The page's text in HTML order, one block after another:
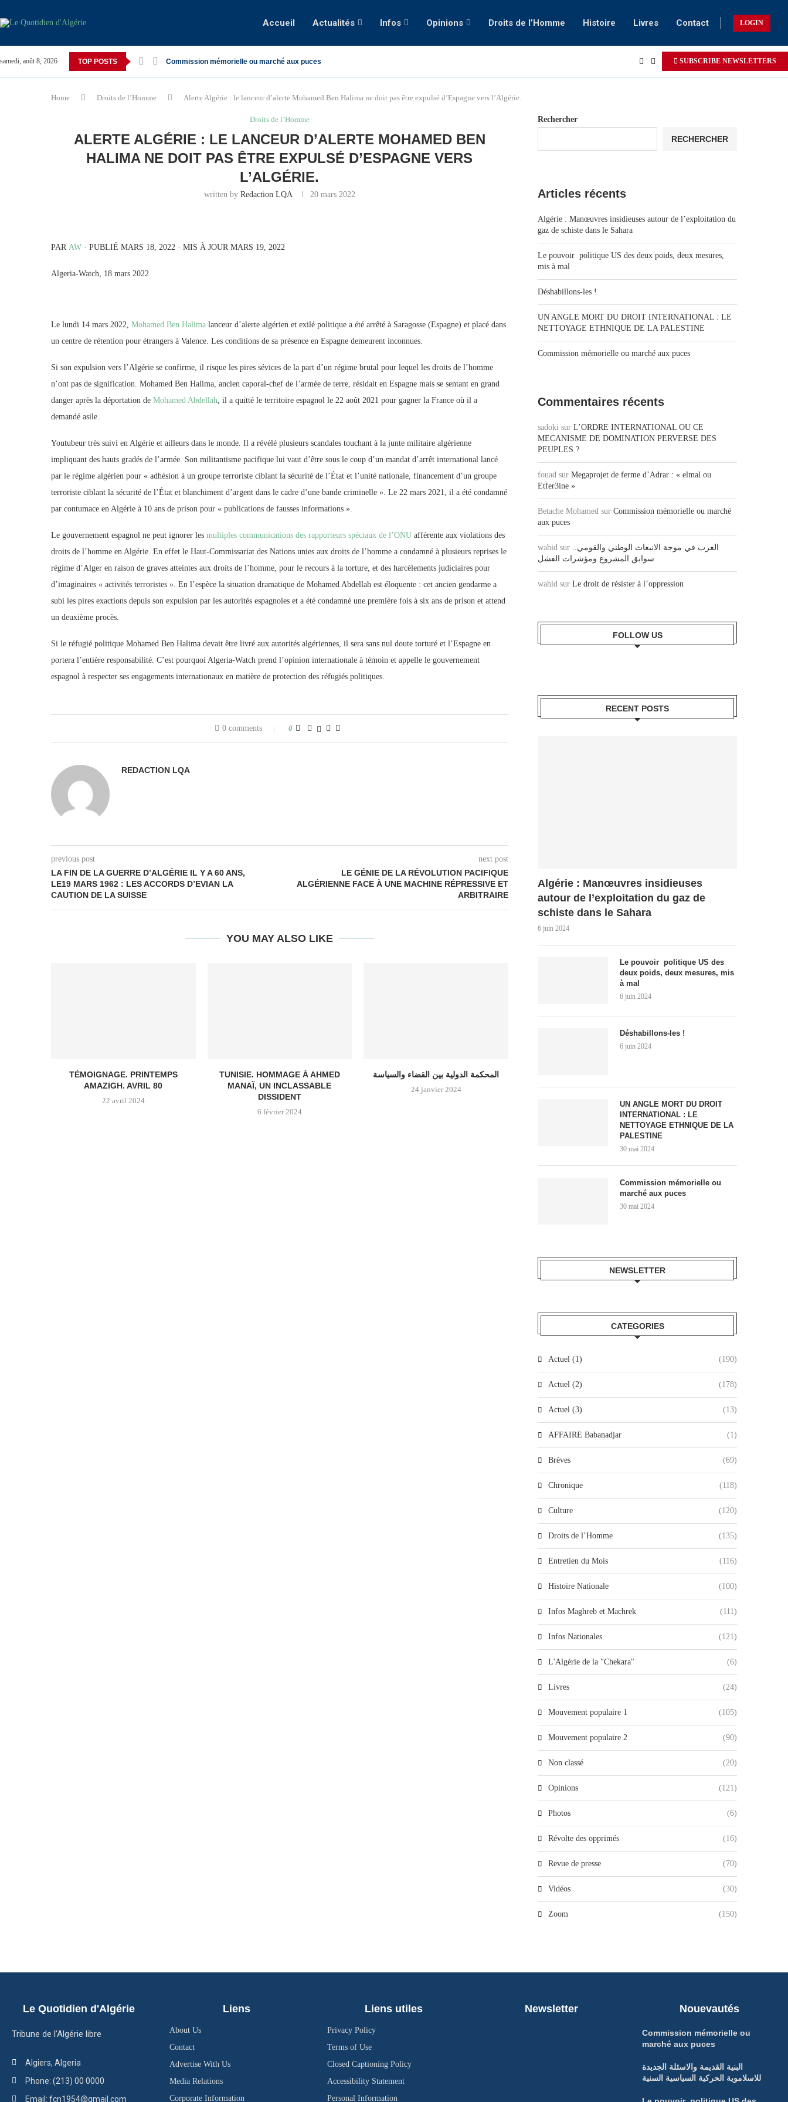
Accueil Actualités Infos Opinions Droits de l’Homme Histoire Livres Contact LOGIN
samedi, août 8, 2026 TOP POSTS Commission mémorielle ou marché aux puces SUBSCRIBE NEWSLETTERS
Home Droits de l’Homme Alerte Algérie : le lanceur d’alerte Mohamed Ben Halima ne doit pas être expulsé d’Espagne vers l’Algérie.
Droits de l’Homme
ALERTE ALGÉRIE : LE LANCEUR D’ALERTE MOHAMED BEN
HALIMA NE DOIT PAS ÊTRE EXPULSÉ D’ESPAGNE VERS
L’ALGÉRIE.
written by Redaction LQA 20 mars 2022
PAR AW · PUBLIÉ MARS 18, 2022 · MIS À JOUR MARS 19, 2022
Algeria-Watch, 18 mars 2022
Le lundi 14 mars 2022, Mohamed Ben Halima lanceur d’alerte algérien et exilé politique a été arrêté à Saragosse (Espagne) et placé dans
un centre de rétention pour étrangers à Valence. Les conditions de sa présence en Espagne demeurent inconnues.
Si son expulsion vers l’Algérie se confirme, il risque les pires sévices de la part d’un régime brutal pour lequel les droits de l’homme
n’ont pas de signification. Mohamed Ben Halima, ancien caporal-chef de l’armée de terre, résidait en Espagne mais se sentant en grand
danger après la déportation de Mohamed Abdellah, il a quitté le territoire espagnol le 22 août 2021 pour gagner la France où il a
demandé asile.
Youtubeur très suivi en Algérie et ailleurs dans le monde. Il a révélé plusieurs scandales touchant à la junte militaire algérienne
impliquant des hauts gradés de l’armée. Son militantisme pacifique lui vaut d’être sous le coup d’un mandat d’arrêt international lancé
par le régime algérien pour « adhésion à un groupe terroriste ciblant la sécurité de l’État et l’unité nationale, financement d’un groupe
terroriste ciblant la sécurité de l’État et blanchiment d’argent dans le cadre d’une bande criminelle ». Le 22 mars 2021, il a été condamné
par contumace en Algérie à 10 ans de prison pour « publications de fausses informations ».
Le gouvernement espagnol ne peut ignorer les multiples communications des rapporteurs spéciaux de l’ONU afférente aux violations des
droits de l’homme en Algérie. En effet le Haut-Commissariat des Nations unies aux droits de l’homme a condamné à plusieurs reprises le
régime d’Alger en raison de graves atteintes aux droits de l’homme, pour le recours à la torture, et des harcèlements judiciaires pour
d’imaginaires « activités terroristes ». En l’espèce la situation dramatique de Mohamed Abdellah est éloquente : cet ancien gendarme a
subi les pires exactions depuis son expulsion par les autorités espagnoles et a été condamné une première fois à six ans de prison et attend
un deuxième procès.
Si le réfugié politique Mohamed Ben Halima devait être livré aux autorités algériennes, il sera sans nul doute torturé et l’Espagne en
portera l’entière responsabilité. C’est pourquoi Algeria-Watch prend l’opinion internationale à témoin et appelle le gouvernement
espagnol à respecter ses engagements internationaux en matière de protection des réfugiés politiques.
0 comments 0
REDACTION LQA
previous post
LA FIN DE LA GUERRE D’ALGÉRIE IL Y A 60 ANS,
LE19 MARS 1962 : LES ACCORDS D’EVIAN LA
CAUTION DE LA SUISSE
next post
LE GÉNIE DE LA RÉVOLUTION PACIFIQUE
ALGÉRIENNE FACE À UNE MACHINE RÉPRESSIVE ET
ARBITRAIRE
YOU MAY ALSO LIKE
TÉMOIGNAGE. PRINTEMPS
AMAZIGH. AVRIL 80
22 avril 2024
TUNISIE. HOMMAGE À AHMED
MANAÏ, UN INCLASSABLE
DISSIDENT
6 février 2024
المحكمة الدولية بين القضاء والسياسة
24 janvier 2024
Rechercher
RECHERCHER
Articles récents
Algérie : Manœuvres insidieuses autour de l’exploitation du
gaz de schiste dans le Sahara
Le pouvoir politique US des deux poids, deux mesures,
mis à mal
Déshabillons-les !
UN ANGLE MORT DU DROIT INTERNATIONAL : LE
NETTOYAGE ETHNIQUE DE LA PALESTINE
Commission mémorielle ou marché aux puces
Commentaires récents
sadoki sur L’ORDRE INTERNATIONAL OU CE
MECANISME DE DOMINATION PERVERSE DES
PEUPLES ?
fouad sur Megaprojet de ferme d’Adrar : « elmal ou
Etfer3ine »
Betache Mohamed sur Commission mémorielle ou marché
aux puces
wahid sur العرب في موجة الانبعاث الوطني والقومي..
سوابق المشروع ومؤشرات الفشل
wahid sur Le droit de résister à l’oppression
FOLLOW US
RECENT POSTS
Algérie : Manœuvres insidieuses
autour de l’exploitation du gaz de
schiste dans le Sahara
6 juin 2024
Le pouvoir politique US des
deux poids, deux mesures, mis
à mal
6 juin 2024
Déshabillons-les !
6 juin 2024
UN ANGLE MORT DU DROIT
INTERNATIONAL : LE
NETTOYAGE ETHNIQUE DE LA
PALESTINE
30 mai 2024
Commission mémorielle ou
marché aux puces
30 mai 2024
NEWSLETTER
CATEGORIES
Actuel (1) (190)
Actuel (2) (178)
Actuel (3) (13)
AFFAIRE Babanadjar (1)
Brèves (69)
Chronique (118)
Culture (120)
Droits de l’Homme (135)
Entretien du Mois (116)
Histoire Nationale (100)
Infos Maghreb et Machrek (111)
Infos Nationales (121)
L'Algérie de la "Chekara" (6)
Livres (24)
Mouvement populaire 1 (105)
Mouvement populaire 2 (90)
Non classé (20)
Opinions (121)
Photos (6)
Révolte des opprimés (16)
Revue de presse (70)
Vidéos (30)
Zoom (150)
Le Quotidien d'Algérie
Tribune de l’Algérie libre
Algiers, Algeria
Phone: (213) 00 0000
Email: fcn1954@gmail.com
Liens
About Us
Contact
Advertise With Us
Media Relations
Corporate Information
Liens utiles
Privacy Policy
Terms of Use
Closed Captioning Policy
Accessibility Statement
Personal Information
Newsletter Nouevautés
Commission mémorielle ou
marché aux puces
البنية القديمة والاسئلة الجديدة
للاسلاموية الحركية السياسية السنية